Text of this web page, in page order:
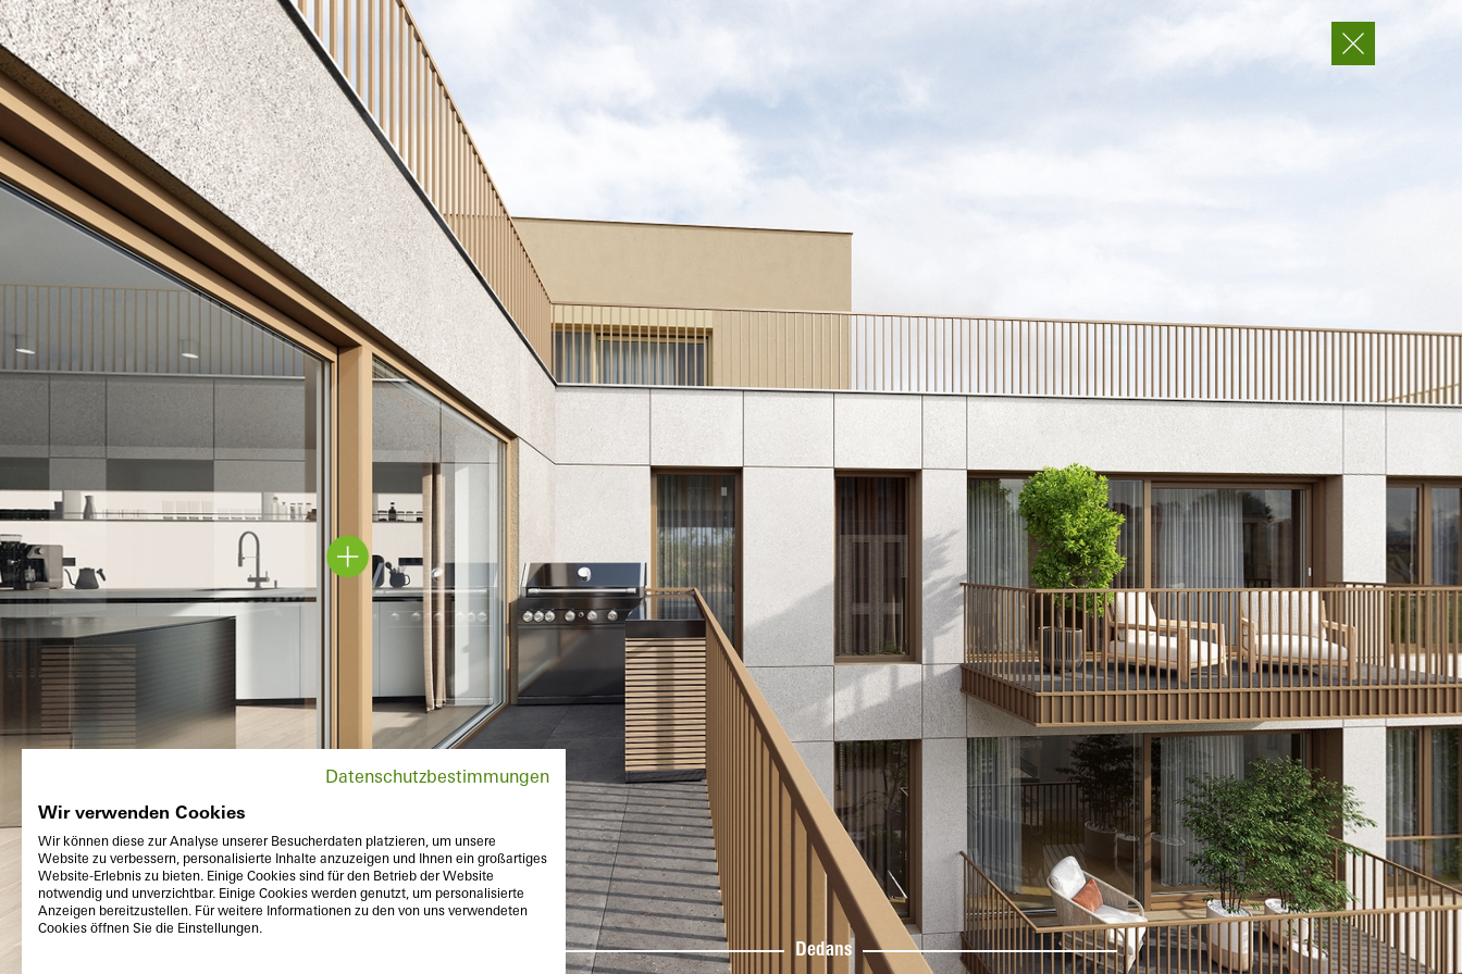
Dedans
Datenschutzbestimmungen
Wir verwenden Cookies
Wir können diese zur Analyse unserer Besucherdaten platzieren, um unsere
Website zu verbessern, personalisierte Inhalte anzuzeigen und Ihnen ein großartiges
Website-Erlebnis zu bieten. Einige Cookies sind für den Betrieb der Website
notwendig und unverzichtbar. Einige Cookies werden genutzt, um personalisierte
Anzeigen bereitzustellen. Für weitere Informationen zu den von uns verwendeten
Cookies öffnen Sie die Einstellungen.